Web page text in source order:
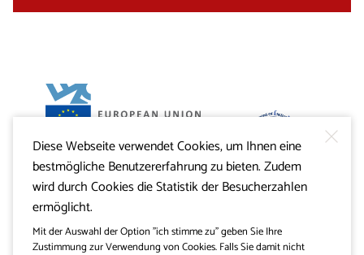
Projekt Visitkras. Die Investition wird von der Republik
Slowenien und von der Europäischen Union aus dem
Europäischen Fonds für regionale Entwicklung
mitfinanziert.
Diese Webseite verwendet Cookies, um Ihnen eine
bestmögliche Benutzererfahrung zu bieten. Zudem
wird durch Cookies die Statistik der Besucherzahlen
ermöglicht.
Mit der Auswahl der Option "ich stimme zu" geben Sie Ihre
Zustimmung zur Verwendung von Cookies. Falls Sie damit nicht